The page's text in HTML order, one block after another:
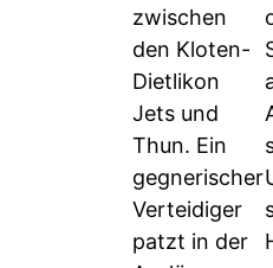
zwischen
den Kloten-
Dietlikon
Jets und
Thun. Ein
gegnerischer
Verteidiger
patzt in der